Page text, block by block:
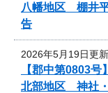
八幡地区 棚井
告
2026年5月19日更新
【郡中第0803
北部地区 神社